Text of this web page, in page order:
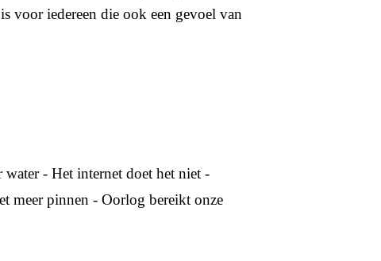
is voor iedereen die ook een gevoel van
water - Het internet doet het niet -
meer pinnen - Oorlog bereikt onze